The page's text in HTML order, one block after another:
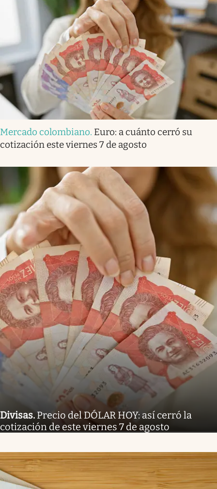
Mercado colombiano. Euro: a cuánto cerró su
cotización este viernes 7 de agosto
Divisas.Precio del DÓLAR HOY: así cerró la
cotización de este viernes 7 de agosto